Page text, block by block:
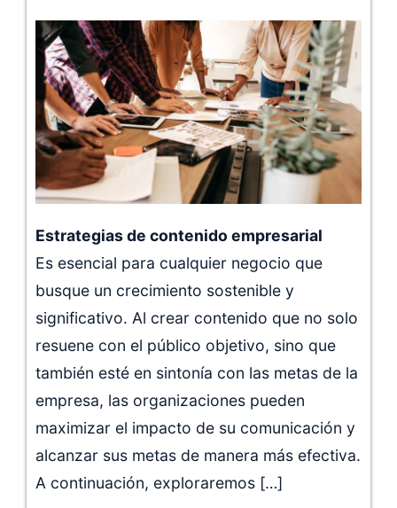
Estrategias de contenido empresarial
Es esencial para cualquier negocio que
busque un crecimiento sostenible y
significativo. Al crear contenido que no solo
resuene con el público objetivo, sino que
también esté en sintonía con las metas de la
empresa, las organizaciones pueden
maximizar el impacto de su comunicación y
alcanzar sus metas de manera más efectiva.
A continuación, exploraremos […]